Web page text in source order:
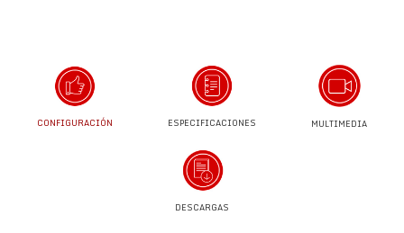
CONFIGURACIÓN ESPECIFICACIONES MULTIMEDIA
DESCARGAS